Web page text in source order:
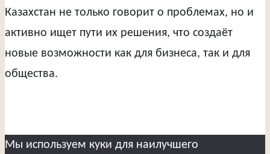
Казахстан не только говорит о проблемах, но и
активно ищет пути их решения, что создаёт
новые возможности как для бизнеса, так и для
общества.
Мы используем куки для наилучшего